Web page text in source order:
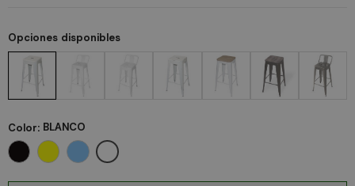
Opciones disponibles
Color: BLANCO
NEGRO AMARILLO LIGHT
AZUL PASTEL
BLANCO